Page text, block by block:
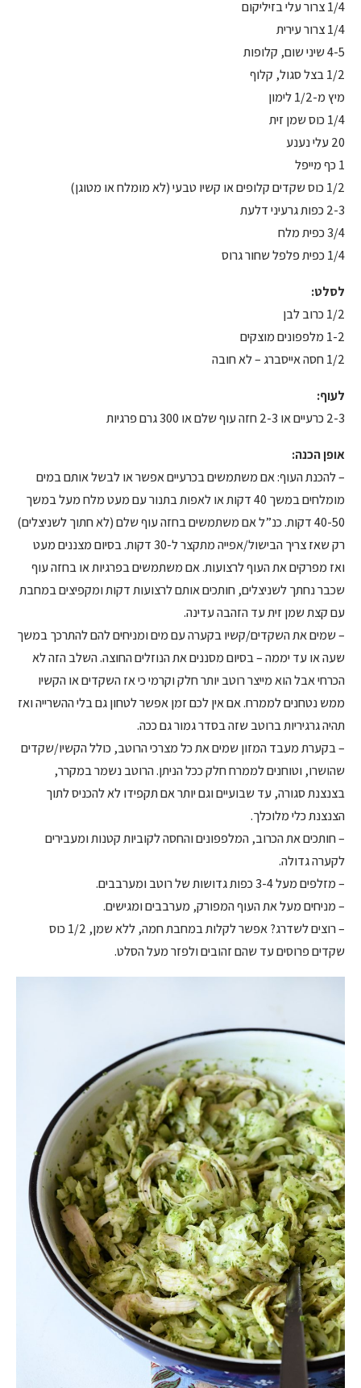
1/4 צרור עלי בזיליקום
1/4 צרור עירית
4-5 שיני שום, קלופות
1/2 בצל סגול, קלוף
מיץ מ-1/2 לימון
1/4 כוס שמן זית
20 עלי נענע
1 כף מייפל
1/2 כוס שקדים קלופים או קשיו טבעי (לא מומלח או מטוגן)
2-3 כפות גרעיני דלעת
3/4 כפית מלח
1/4 כפית פלפל שחור גרוס
לסלט:
1/2 כרוב לבן
1-2 מלפפונים מוצקים
1/2 חסה אייסברג – לא חובה
לעוף:
2-3 כרעיים או 2-3 חזה עוף שלם או 300 גרם פרגיות
אופן הכנה:
– להכנת העוף: אם משתמשים בכרעיים אפשר או לבשל אותם במים
מומלחים במשך 40 דקות או לאפות בתנור עם מעט מלח מעל במשך
40-50 דקות. כנ”ל אם משתמשים בחזה עוף שלם (לא חתוך לשניצלים)
רק שאז צריך הבישול/אפייה מתקצר ל-30 דקות. בסיום מצננים מעט
ואז מפרקים את העוף לרצועות. אם משתמשים בפרגיות או בחזה עוף
שכבר נחתך לשניצלים, חותכים אותם לרצועות דקות ומקפיצים במחבת
עם קצת שמן זית עד הזהבה עדינה.
– שמים את השקדים/קשיו בקערה עם מים ומניחים להם להתרכך במשך
שעה או עד יממה – בסיום מסננים את הנוזלים החוצה. השלב הזה לא
הכרחי אבל הוא מייצר רוטב יותר חלק וקרמי כי אז השקדים או הקשיו
ממש נטחנים לממרח. אם אין לכם זמן אפשר לטחון גם בלי ההשרייה ואז
תהיה גרגיריות ברוטב שזה בסדר גמור גם ככה.
– בקערת מעבד המזון שמים את כל מצרכי הרוטב, כולל הקשיו/שקדים
שהושרו, וטוחנים לממרח חלק ככל הניתן. הרוטב נשמר במקרר,
בצנצנת סגורה, עד שבועיים וגם יותר אם תקפידו לא להכניס לתוך
הצנצנת כלי מלוכלך.
– חותכים את הכרוב, המלפפונים והחסה לקוביות קטנות ומעבירים
לקערה גדולה.
– מזלפים מעל 3-4 כפות גדושות של רוטב ומערבבים.
– מניחים מעל את העוף המפורק, מערבבים ומגישים.
– רוצים לשדרג? אפשר לקלות במחבת חמה, ללא שמן, 1/2 כוס
שקדים פרוסים עד שהם זהובים ולפזר מעל הסלט.